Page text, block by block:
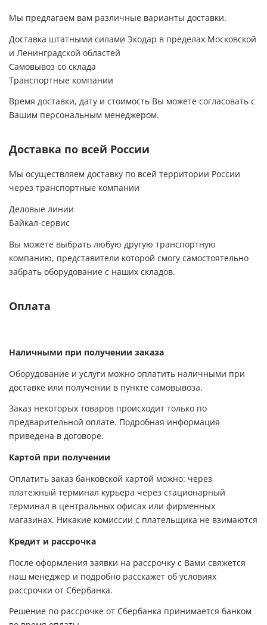
Мы предлагаем вам различные варианты доставки.
Доставка штатными силами Экодар в пределах Московской
и Ленинградской областей
Самовывоз со склада
Транспортные компании
Время доставки, дату и стоимость Вы можете согласовать с
Вашим персональным менеджером.
Доставка по всей России
Мы осуществляем доставку по всей территории России
через транспортные компании
Деловые линии
Байкал-сервис
Вы можете выбрать любую другую транспортную
компанию, представители которой смогу самостоятельно
забрать оборудование с наших складов.
Оплата
Наличными при получении заказа
Оборудование и услуги можно оплатить наличными при
доставке или получении в пункте самовывоза.
Заказ некоторых товаров происходит только по
предварительной оплате. Подробная информация
приведена в договоре.
Картой при получении
Оплатить заказ банковской картой можно: через
платежный терминал курьера через стационарный
терминал в центральных офисах или фирменных
магазинах. Никакие комиссии с плательщика не взимаются
Кредит и рассрочка
После оформления заявки на рассрочку с Вами свяжется
наш менеджер и подробно расскажет об условиях
рассрочки от Сбербанка.
Решение по рассрочке от Сбербанка принимается банком